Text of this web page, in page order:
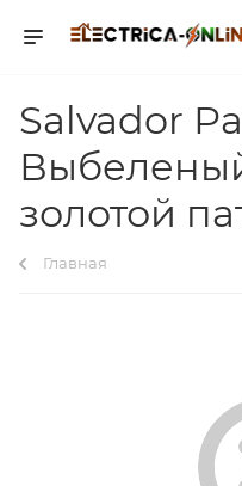
Salvador
золотой
Главная